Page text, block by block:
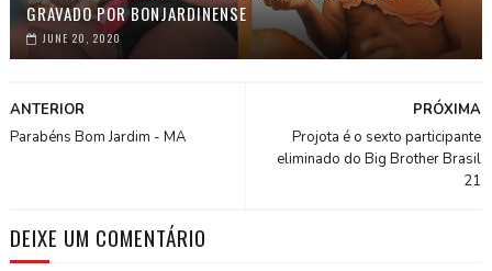
GRAVADO POR BONJARDINENSE
JUNE 20, 2020
PRÓXIMA
Projota é o sexto participante
eliminado do Big Brother Brasil
21
ANTERIOR
Parabéns Bom Jardim - MA
DEIXE UM COMENTÁRIO